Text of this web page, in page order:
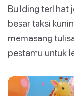
Building terlihat
besar taksi
memasang
pestamu untuk